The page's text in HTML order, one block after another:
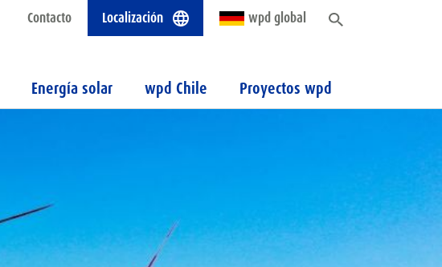
Contacto Localización wpd global
Energía solar wpd Chile Proyectos wpd